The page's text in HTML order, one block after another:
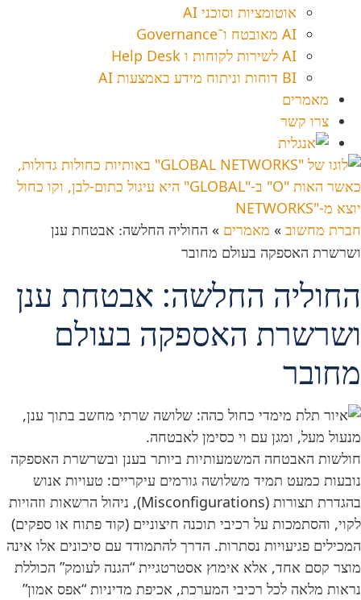
אוטומציות וסוכני AI
AI מאובטח ו־Governance
AI לשירות לקוחות ו Help Desk
BI דוחות וניתוח מידע באמצעות AI
מאמרים
צרו קשר
חברת מחשוב » מאמרים » החוליה החלשה: אבטחת ענן
ושרשרת האספקה בעולם מחובר
החוליה החלשה: אבטחת ענן
ושרשרת האספקה בעולם
מחובר
חולשות האבטחה המשמעותיות ביותר בענן ובשרשרת האספקה
נובעות כמעט תמיד משלושה גורמים עיקריים: טעויות אנוש
בהגדרת תצורות (Misconfigurations), ניהול הרשאות וזהויות
לקוי, והסתמכות על רכיבי תוכנה חיצוניים (קוד פתוח או ספקים)
המכילים פגיעויות נסתרות. הדרך להתמודד עם סיכונים אלו אינה
מוצר קסם אחד, אלא אימוץ אסטרטגיית “הגנה לעומק” הכוללת
נראות מלאה לכל רכיבי המערכת, אכיפת מדיניות “אפס אמון”